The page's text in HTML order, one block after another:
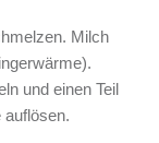
Milch
und einen Teil
auflösen.